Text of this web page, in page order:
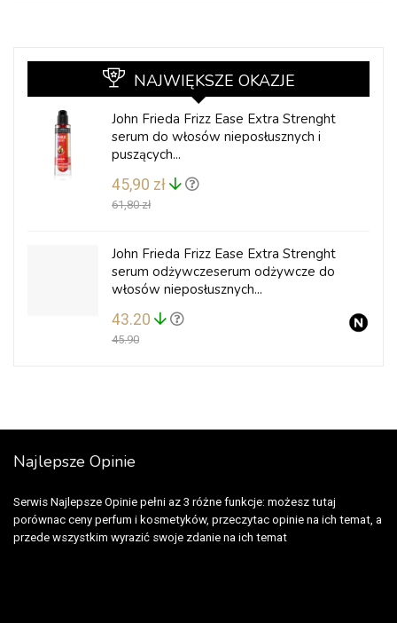
NAJWIĘKSZE OKAZJE
John Frieda Frizz Ease Extra Strenght
serum do włosów nieposłusznych i
puszących...
45,90 zł
61,80 zł
John Frieda Frizz Ease Extra Strenght
serum odżywczeserum odżywcze do
włosów nieposłusznych...
43.20
45.90
Najlepsze Opinie
Serwis Najlepsze Opinie pełni az 3 różne funkcje: możesz tutaj
porównac ceny perfum i kosmetyków, przeczytac opinie na ich temat, a
przede wszystkim wyrazić swoje zdanie na ich temat